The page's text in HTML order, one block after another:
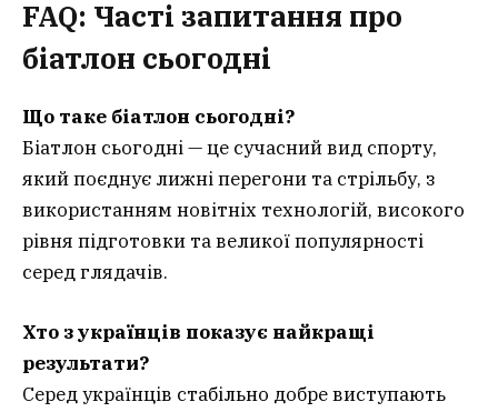
FAQ: Часті запитання про
біатлон сьогодні
Що таке біатлон сьогодні?
Біатлон сьогодні — це сучасний вид спорту,
який поєднує лижні перегони та стрільбу, з
використанням новітніх технологій, високого
рівня підготовки та великої популярності
серед глядачів.
Хто з українців показує найкращі
результати?
Серед українців стабільно добре виступають